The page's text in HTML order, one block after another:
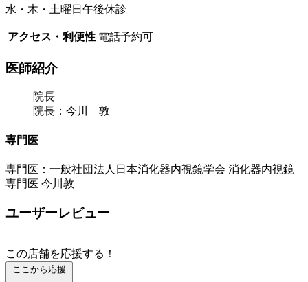
水・木・土曜日午後休診
アクセス・利便性 電話予約可
医師紹介
院長
院長：今川 敦
専門医
専門医：一般社団法人日本消化器内視鏡学会 消化器内視鏡
専門医 今川敦
ユーザーレビュー
この店舗を応援する！
ここから応援